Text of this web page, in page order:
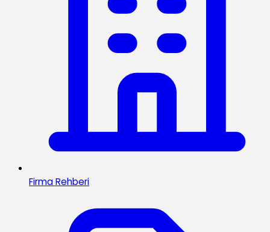
Firma Rehberi